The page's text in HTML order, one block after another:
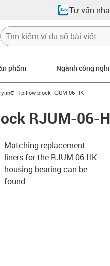
Tư vấn
phẩm Ngành công
icon-arrow-right
R pillow block RJUM-06-HK
RJUM-06-
Matching replacement
liners for the RJUM-06-HK
housing bearing can be
found